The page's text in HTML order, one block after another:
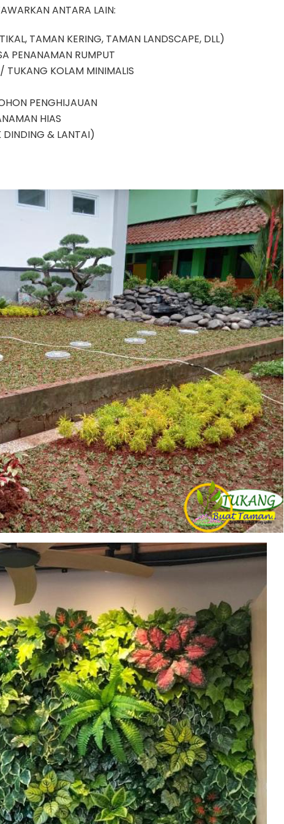
Kemang
Bangka
/
Jasa
Renovasi
Taman
Kemang
Bangka
/
Jasa
Pembuatan
Taman
Kemang
Bangka
ANTARA LAIN:
TAMAN KERING, TAMAN LANDSCAPE, DLL)
PENANAMAN RUMPUT
TUKANG KOLAM MINIMALIS
PENGHIJAUAN
HIAS
DINDING & LANTAI)